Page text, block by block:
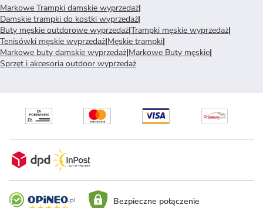
Markowe Trampki damskie wyprzedaż|
Damskie trampki do kostki wyprzedaż|
Buty męskie outdorowe wyprzedaż|Trampki męskie wyprzedaż|
Tenisówki męskie wyprzedaż|Męskie trampki|
Markowe buty damskie wyprzedaż|Markowe Buty męskie|
Sprzęt i akcesoria outdoor wyprzedaż
Bezpieczne połączenie